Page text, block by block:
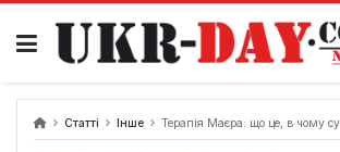
Перейти
вмісту
Статті Інше Терапія Маєра: що це, в чому